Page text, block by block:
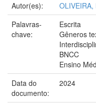
Autor(es):
OLIVEIRA,
Palavras-
chave:
Escrita
Gêneros
BNCC
Ensino
Data do
documento:
2024